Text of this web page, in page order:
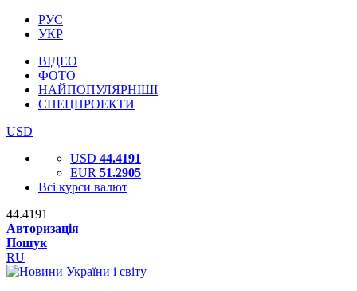
РУС
УКР
ВІДЕО
ФОТО
НАЙПОПУЛЯРНІШІ
СПЕЦПРОЕКТИ
USD
USD 44.4191
EUR 51.2905
Всі курси валют
44.4191
Авторизація
Пошук
RU